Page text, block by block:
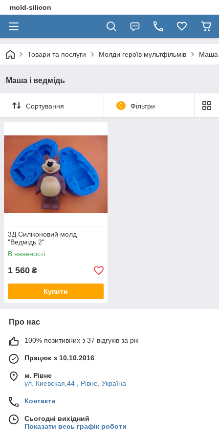
mold-silicon
Товари та послуги Молди героїв мультфільмів Маша
Маша і ведмідь
Сортування 0 Фільтри
3Д Силіконовий молд
"Ведмідь 2"
В наявності
1 560 ₴
Купити
Про нас
100% позитивних з 37 відгуків за рік
Працює з 10.10.2016
м. Рівне
ул. Киевская,44 , Рівне, Україна
Контакти
Сьогодні вихідний
Показати весь графік роботи